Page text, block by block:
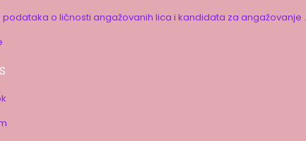
podataka o ličnosti angažovanih lica i kandidata za angažovanje .